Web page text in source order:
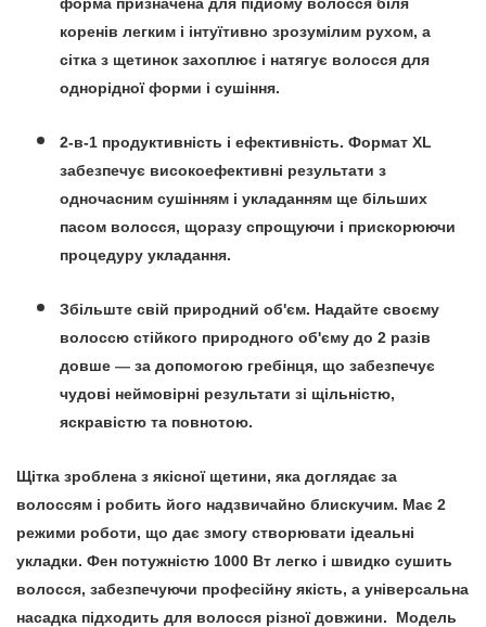
коренів легким і інтуїтивно зрозумілим рухом, а
сітка з щетинок захоплює і натягує волосся для
однорідної форми і сушіння.
2-в-1 продуктивність і ефективність. Формат XL
забезпечує високоефективні результати з
одночасним сушінням і укладанням ще більших
пасом волосся, щоразу спрощуючи і прискорюючи
процедуру укладання.
Збільште свій природний об'єм. Надайте своєму
волоссю стійкого природного об'єму до 2 разів
довше — за допомогою гребінця, що забезпечує
чудові неймовірні результати зі щільністю,
яскравістю та повнотою.
Щітка зроблена з якісної щетини, яка доглядає за
волоссям і робить його надзвичайно блискучим. Має 2
режими роботи, що дає змогу створювати ідеальні
укладки. Фен потужністю 1000 Вт легко і швидко сушить
волосся, забезпечуючи професійну якість, а універсальна
насадка підходить для волосся різної довжини. Модель